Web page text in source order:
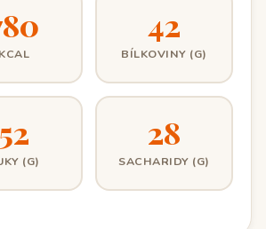
KCAL
42
BÍLKOVINY (G)
52
(G)
28
SACHARIDY (G)